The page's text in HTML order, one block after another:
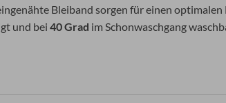
Bleiband sorgen für einen
und bei 40 Grad im Schonwaschgang